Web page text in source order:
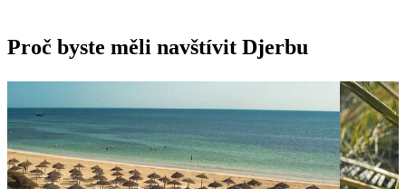
Proč byste měli navštívit Djerbu